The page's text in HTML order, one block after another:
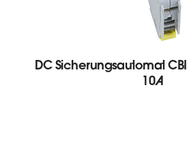
DC Sicherungsautomat CBI
10A